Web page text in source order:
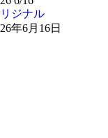
ジナル
年6月16日